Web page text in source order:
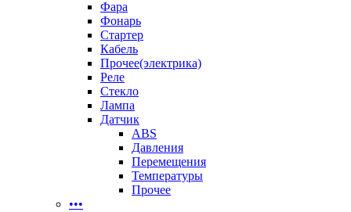
Фара
Фонарь
Стартер
Кабель
Прочее(электрика)
Реле
Стекло
Лампа
Датчик
ABS
Давления
Перемещения
Температуры
Прочее
•••